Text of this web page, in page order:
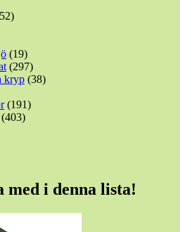
(19)
(297)
kryp (38)
(191)
i denna lista!